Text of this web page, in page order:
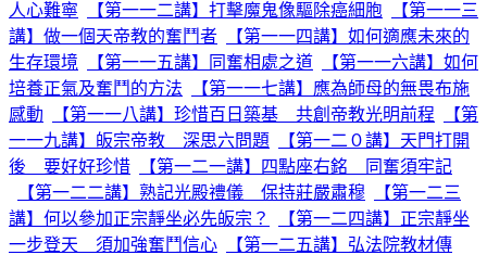
人心難寧
【第一一二講】打擊魔鬼像驅除癌細胞
【第一一三
講】做一個天帝教的奮鬥者
【第一一四講】如何適應未來的
生存環境
【第一一五講】同奮相處之道
【第一一六講】如何
培養正氣及奮鬥的方法
【第一一七講】應為師母的無畏布施
感動
【第一一八講】珍惜百日築基 共創帝教光明前程
【第
一一九講】皈宗帝教 深思六問題
【第一二０講】天門打開
後 要好好珍惜
【第一二一講】四點座右銘 同奮須牢記
【第一二二講】熟記光殿禮儀 保持莊嚴肅穆
【第一二三
講】何以參加正宗靜坐必先皈宗？
【第一二四講】正宗靜坐
一步登天 須加強奮鬥信心
【第一二五講】弘法院教材傳